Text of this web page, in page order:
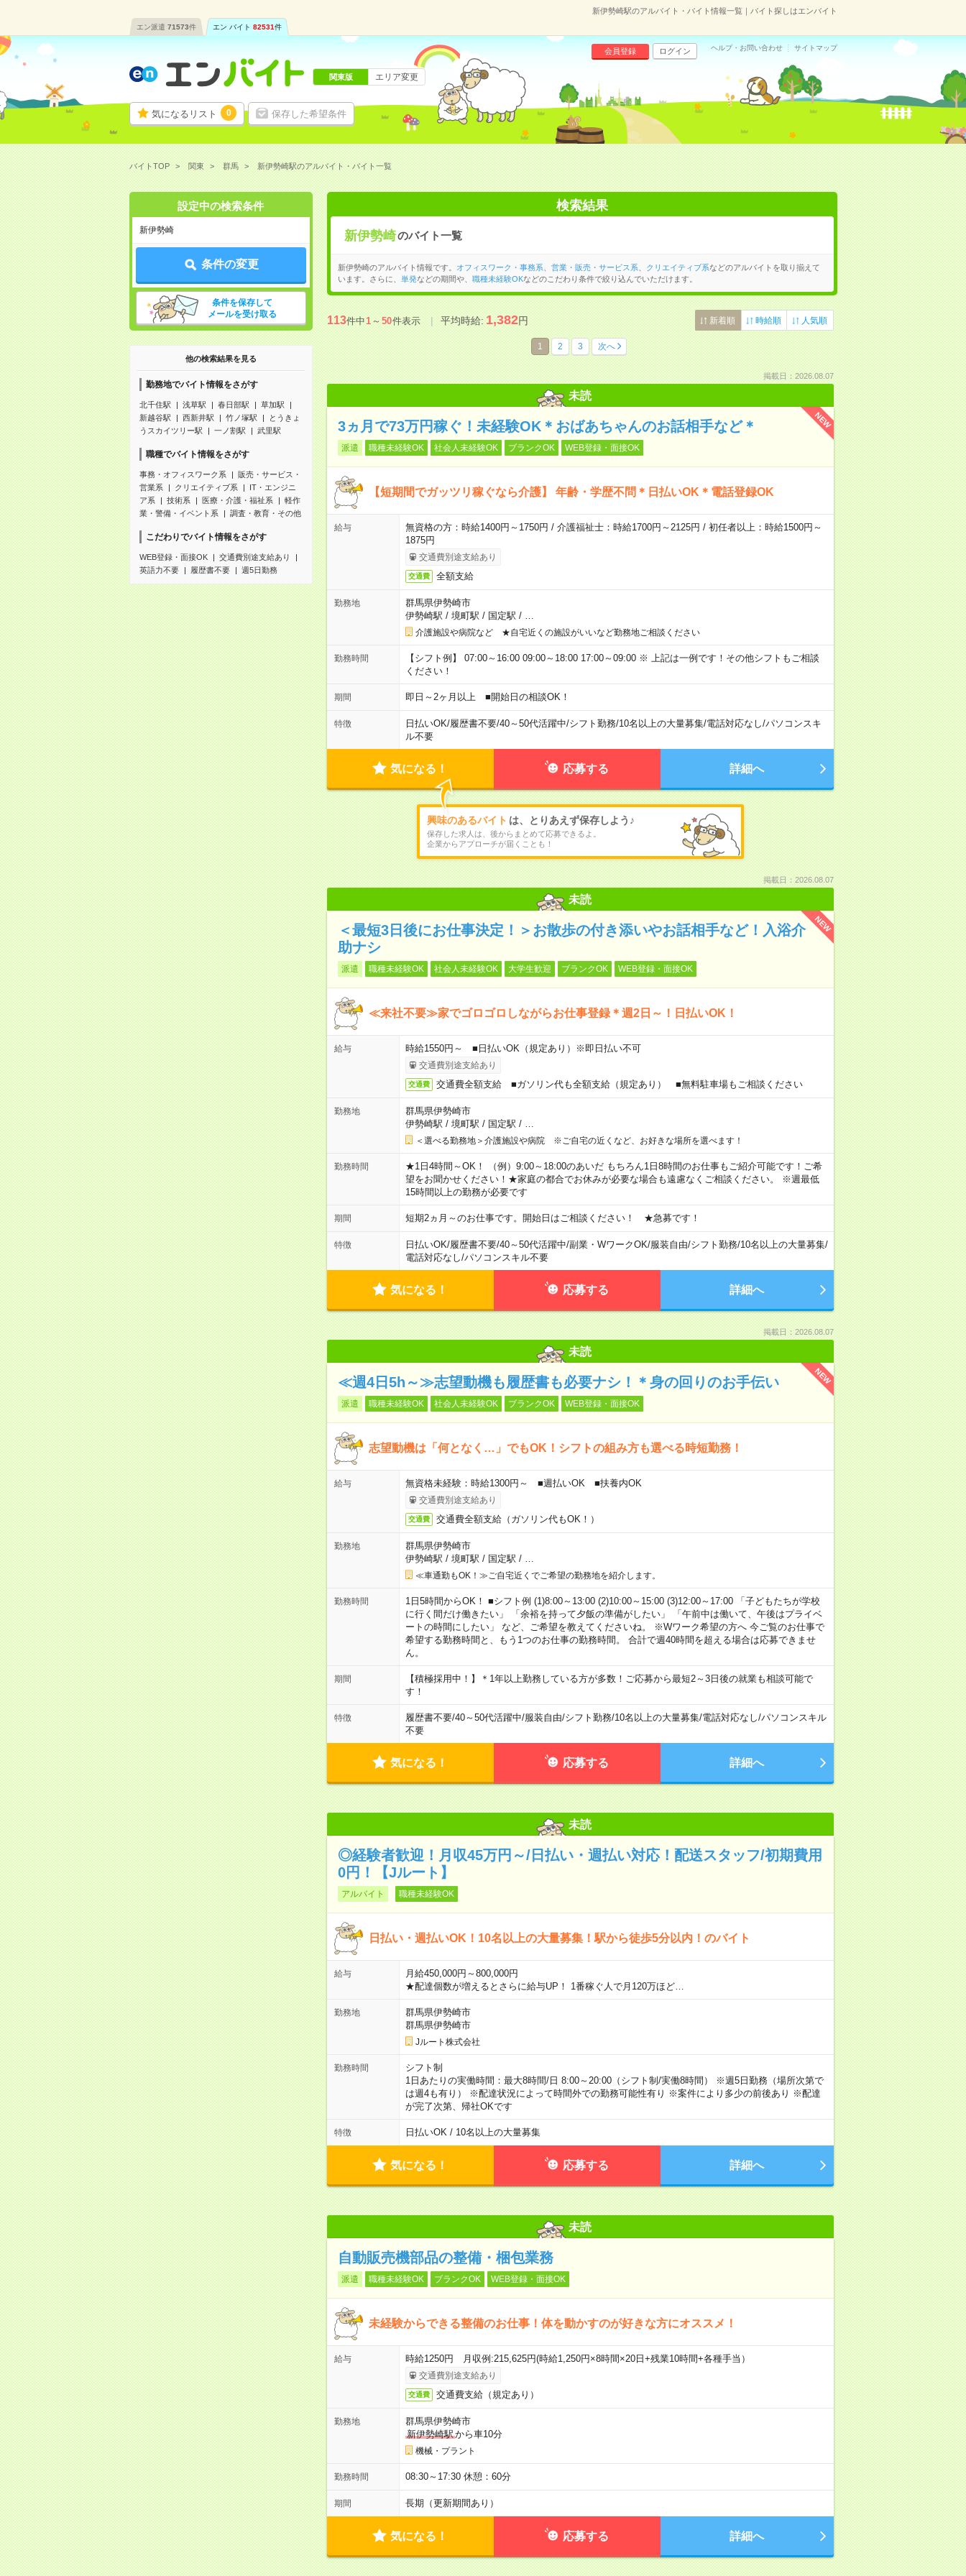
新伊勢崎駅のアルバイト・バイト情報一覧｜バイト探しはエンバイト
エン派遣 71573件 エン バイト 82531件
気になるリスト 0 保存した希望条件
会員登録 ログイン ヘルプ・お問い合わせ サイトマップ
関東版 エリア変更
バイトTOP 関東 群馬 新伊勢崎駅のアルバイト・バイト一覧
設定中の検索条件
新伊勢崎
条件の変更
条件を保存して
メールを受け取る
他の検索結果を見る
勤務地でバイト情報をさがす
北千住駅 浅草駅 春日部駅
草加駅
新越谷駅
西新井駅 竹ノ塚駅
とうきょ
うスカイツリー駅
一ノ割駅 武里駅
職種でバイト情報をさがす
事務・オフィスワーク系
販売・サービス・
営業系
クリエイティブ系
IT・エンジニ
ア系
技術系 医療・介護・福祉系
軽作
業・警備・イベント系
調査・教育・その他
こだわりでバイト情報をさがす
WEB登録・面接OK
交通費別途支給あり
英語力不要
履歴書不要 週5日勤務
検索結果
新伊勢崎のバイト一覧
新伊勢崎のアルバイト情報です。 オフィスワーク・事務系 営業・販売・サービス系 クリエイティブ系などのアルバイトを取り揃えて
います。さらに、
単発などの期間や、 職種未経験OKなどのこだわり条件で絞り込んでいただけます。
113件中1～50件表示 平均時給:1,382円 新着順 時給順 人気順
1 2 3 次へ
掲載日：2026.08.07
未読
NEW
3ヵ月で73万円稼ぐ！未経験OK＊おばあちゃんのお話相手など＊
派遣 職種未経験OK 社会人未経験OK ブランクOK WEB登録・面接OK
【短期間でガッツリ稼ぐなら介護】 年齢・学歴不問＊日払いOK＊電話登録OK
給与
無資格の方：時給1400円～1750円 / 介護福祉士：時給1700円～2125円 / 初任者以上：時給1500円～
1875円
交通費別途支給あり
交通費 全額支給
勤務地
群馬県伊勢崎市
伊勢崎駅 / 境町駅 / 国定駅 /
介護施設や病院など ★自宅近くの施設がいいなど勤務地ご相談ください
勤務時間
【シフト例】 07:00～16:00 09:00～18:00 17:00～09:00 ※ 上記は一例です！その他シフトもご相談
ください！
期間 即日～2ヶ月以上 ■開始日の相談OK！
特徴 日払いOK/履歴書不要/40～50代活躍中/シフト勤務/10名以上の大量募集/電話対応なし/パソコンスキ
ル不要
気になる！ 応募する 詳細へ
興味のあるバイト は、とりあえず保存しよう♪
保存した求人は、後からまとめて応募できるよ。
企業からアプローチが届くことも！
掲載日：2026.08.07
未読
NEW
＜最短3日後にお仕事決定！＞お散歩の付き添いやお話相手など！入浴介
助ナシ
派遣 職種未経験OK 社会人未経験OK 大学生歓迎 ブランクOK WEB登録・面接OK
≪来社不要≫家でゴロゴロしながらお仕事登録＊週2日～！日払いOK！
給与 時給1550円～ ■日払いOK（規定あり）※即日払い不可
交通費別途支給あり
交通費 交通費全額支給 ■ガソリン代も全額支給（規定あり） ■無料駐車場もご相談ください
勤務地
群馬県伊勢崎市
伊勢崎駅 / 境町駅 / 国定駅 /
＜選べる勤務地＞介護施設や病院 ※ご自宅の近くなど、お好きな場所を選べます！
勤務時間
★1日4時間～OK！ （例）9:00～18:00のあいだ もちろん1日8時間のお仕事もご紹介可能です！ご希
望をお聞かせください！★家庭の都合でお休みが必要な場合も遠慮なくご相談ください。 ※週最低
15時間以上の勤務が必要です
期間 短期2ヵ月～のお仕事です。開始日はご相談ください！ ★急募です！
特徴 日払いOK/履歴書不要/40～50代活躍中/副業・WワークOK/服装自由/シフト勤務/10名以上の大量募集/
電話対応なし/パソコンスキル不要
気になる！ 応募する 詳細へ
掲載日：2026.08.07
未読
NEW
≪週4日5h～≫志望動機も履歴書も必要ナシ！＊身の回りのお手伝い
派遣 職種未経験OK 社会人未経験OK ブランクOK WEB登録・面接OK
志望動機は「何となく…」でもOK！シフトの組み方も選べる時短勤務！
給与 無資格未経験：時給1300円～ ■週払いOK ■扶養内OK
交通費別途支給あり
交通費 交通費全額支給（ガソリン代もOK！）
勤務地
群馬県伊勢崎市
伊勢崎駅 / 境町駅 / 国定駅 /
≪車通勤もOK！≫ご自宅近くでご希望の勤務地を紹介します。
勤務時間
1日5時間からOK！ ■シフト例 (1)8:00～13:00 (2)10:00～15:00 (3)12:00～17:00 「子どもたちが学校
に行く間だけ働きたい」 「余裕を持って夕飯の準備がしたい」 「午前中は働いて、午後はプライベ
ートの時間にしたい」 など、ご希望を教えてくださいね。 ※Wワーク希望の方へ 今ご覧のお仕事で
希望する勤務時間と、もう1つのお仕事の勤務時間。 合計で週40時間を超える場合は応募できませ
ん。
期間
【積極採用中！】＊1年以上勤務している方が多数！ご応募から最短2～3日後の就業も相談可能で
す！
特徴 履歴書不要/40～50代活躍中/服装自由/シフト勤務/10名以上の大量募集/電話対応なし/パソコンスキル
不要
気になる！ 応募する 詳細へ
未読
◎経験者歓迎！月収45万円～/日払い・週払い対応！配送スタッフ/初期費用
0円！【Jルート】
アルバイト 職種未経験OK
日払い・週払いOK！10名以上の大量募集！駅から徒歩5分以内！のバイト
給与
月給450,000円～800,000円
★配達個数が増えるとさらに給与UP！ 1番稼ぐ人で月120万ほど…
勤務地
群馬県伊勢崎市
群馬県伊勢崎市
Jルート株式会社
勤務時間
シフト制
1日あたりの実働時間：最大8時間/日 8:00～20:00（シフト制/実働8時間） ※週5日勤務（場所次第で
は週4も有り） ※配達状況によって時間外での勤務可能性有り ※案件により多少の前後あり ※配達
が完了次第、帰社OKです
特徴 日払いOK / 10名以上の大量募集
気になる！ 応募する 詳細へ
未読
自動販売機部品の整備・梱包業務
派遣 職種未経験OK ブランクOK WEB登録・面接OK
未経験からできる整備のお仕事！体を動かすのが好きな方にオススメ！
給与 時給1250円 月収例:215,625円(時給1,250円×8時間×20日+残業10時間+各種手当）
交通費別途支給あり
交通費 交通費支給（規定あり）
勤務地
群馬県伊勢崎市
新伊勢崎駅から車10分
機械・プラント
勤務時間 08:30～17:30 休憩：60分
期間 長期（更新期間あり）
気になる！ 応募する 詳細へ